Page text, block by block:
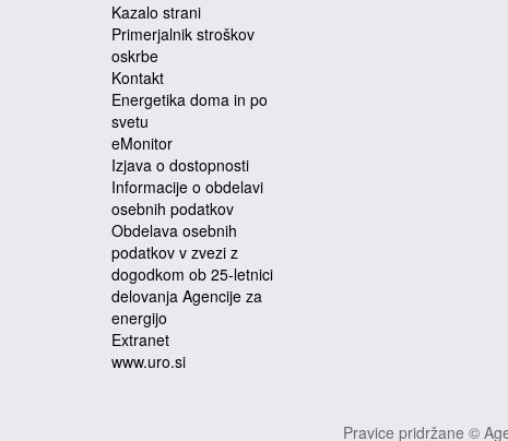
Kazalo strani
Primerjalnik stroškov
oskrbe
Kontakt
Energetika doma in po
svetu
eMonitor
Izjava o dostopnosti
Informacije o obdelavi
osebnih podatkov
Obdelava osebnih
podatkov v zvezi z
dogodkom ob 25-letnici
delovanja Agencije za
energijo
Extranet
www.uro.si
Pravice pridržane ©